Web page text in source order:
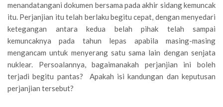
menandatangani dokumen bersama pada akhir sidang kemuncak
itu. Perjanjian itu telah berlaku begitu cepat, dengan menyedari
ketegangan antara kedua belah pihak telah sampai
kemuncaknya pada tahun lepas apabila masing-masing
mengancam untuk menyerang satu sama lain dengan senjata
nuklear. Persoalannya, bagaimanakah perjanjian ini boleh
terjadi begitu pantas? Apakah isi kandungan dan keputusan
perjanjian tersebut?